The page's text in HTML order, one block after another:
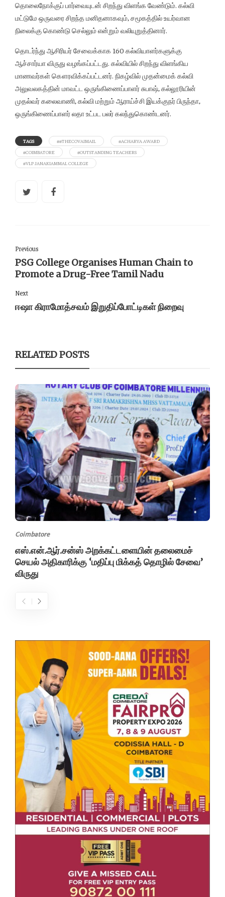
தொலைநோக்குப் பார்வையுடன் சிறந்து விளங்க வேண்டும். கல்வி
மட்டுமே ஒருவரை சிறந்த மனிதனாகவும், சமூகத்தில் உயர்வான
நிலைக்கு கொண்டு செல்லும் என்றும் வலியுறுத்தினார்.
தொடர்ந்து ஆசிரியர் சேவைக்காக 160 கல்வியாளர்களுக்கு
ஆச்சார்யா விருது வழங்கப்பட்டது. கல்வியில் சிறந்து விளங்கிய
மாணவர்கள் கௌரவிக்கப்பட்டனர். நிகழ்வில் முதன்மைக் கல்வி
அலுவலகத்தின் மாவட்ட ஒருங்கிணைப்பாளர் சுபாஷ், கல்லூரியின்
முதல்வர் கலைவாணி, கல்வி மற்றும் ஆராய்ச்சி இயக்குநர் பிருந்தா,
ஒருங்கிணைப்பாளர் லதா உட்பட பலர் கலந்துகொண்டனர்.
TAGS ##THECOVAIMAIL
#ACHARYA AWARD
#COIMBATORE
#OUTSTANDING TEACHERS
#VLP JANAKIAMMAL COLLEGE
Previous
PSG College Organises Human Chain to
Promote a Drug-Free Tamil Nadu
Next
ஈஷா கிராமோத்சவம் இறுதிப்போட்டிகள் நிறைவு
RELATED POSTS
Coimbatore
எஸ்.என்.ஆர்.சன்ஸ் அறக்கட்டளையின் தலைமைச்
செயல் அதிகாரிக்கு ‘மதிப்பு மிக்கத் தொழில் சேவை’
விருது